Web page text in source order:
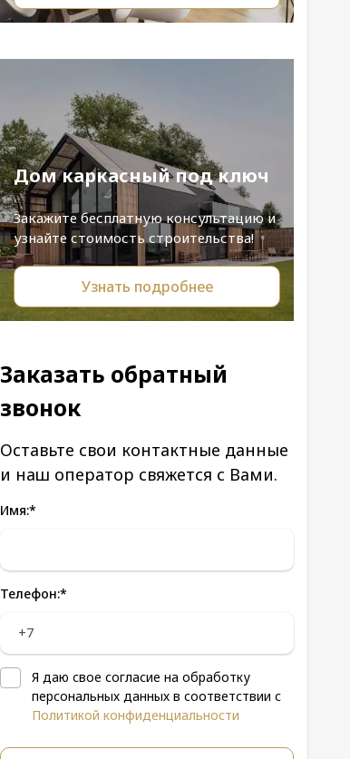
Дом каркасный под ключ
Закажите бесплатную консультацию и
узнайте стоимость строительства!
Узнать подробнее
Заказать обратный
звонок
Оставьте свои контактные данные
и наш оператор свяжется с Вами.
Имя:*
Телефон:*
Я даю свое согласие на обработку
персональных данных в соответствии с
Политикой конфиденциальности